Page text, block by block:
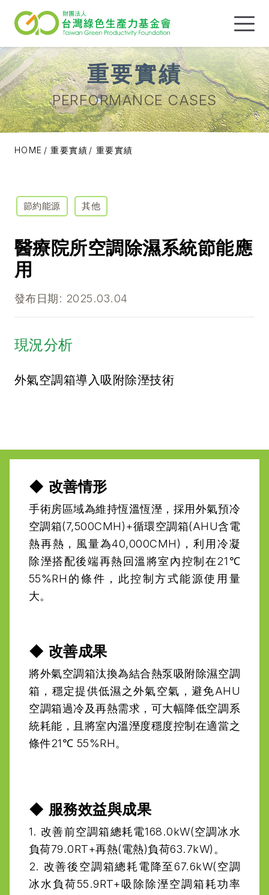
重要實績
PERFORMANCE CASES
HOME 重要實績 重要實績
節約能源 其他
醫療院所空調除濕系統節能應
用
發布日期: 2025.03.04
現況分析
外氣空調箱導入吸附除溼技術
◆ 改善情形
手術房區域為維持恆溫恆溼，採用外氣預冷
空調箱(7,500CMH)+循環空調箱(AHU含電
熱再熱，風量為40,000CMH)，利用冷凝
除溼搭配後端再熱回溫將室內控制在21℃
55%RH的條件，此控制方式能源使用量
大。
◆ 改善成果
將外氣空調箱汰換為結合熱泵吸附除濕空調
箱，穩定提供低濕之外氣空氣，避免AHU
空調箱過冷及再熱需求，可大幅降低空調系
統耗能，且將室內溫溼度穩度控制在適當之
◆ 服務效益與成果
1. 改善前空調箱總耗電168.0kW(空調冰水
負荷79.0RT+再熱(電熱)負荷63.7kW)。
2. 改善後空調箱總耗電降至67.6kW(空調
冰水負荷55.9RT+吸除除溼空調箱耗功率